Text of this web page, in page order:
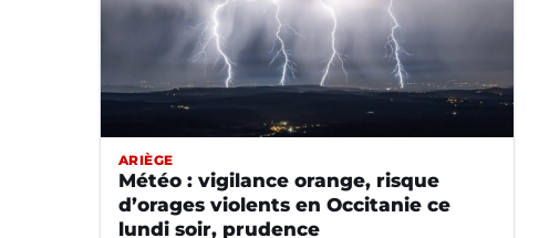
ARIÈGE
Météo : vigilance orange, risque
d’orages violents en Occitanie ce
lundi soir, prudence